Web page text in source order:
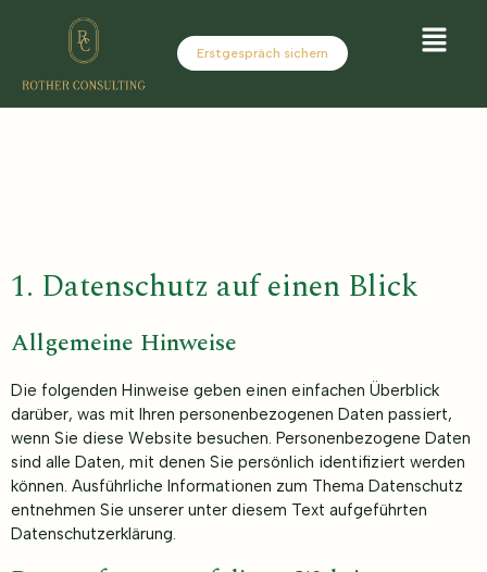
Erstgespräch sichern
1. Datenschutz auf einen Blick
Allgemeine Hinweise
Die folgenden Hinweise geben einen einfachen Überblick
darüber, was mit Ihren personenbezogenen Daten passiert,
wenn Sie diese Website besuchen. Personenbezogene Daten
sind alle Daten, mit denen Sie persönlich identifiziert werden
können. Ausführliche Informationen zum Thema Datenschutz
entnehmen Sie unserer unter diesem Text aufgeführten
Datenschutzerklärung.